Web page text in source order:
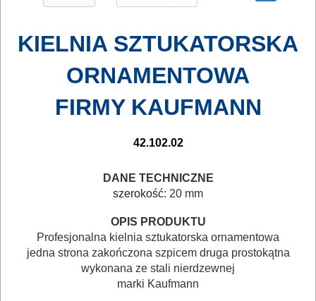
AKCESORIA
MASZYNKI
BRUKARSKIE
OBRÓBKA
KIELNIA SZTUKATORSKA
ORNAMENTOWA
FIRMY KAUFMANN
42.102.02
DANE TECHNICZNE
szerokość: 20 mm
OPIS PRODUKTU
Profesjonalna kielnia sztukatorska ornamentowa
jedna strona zakończona szpicem druga prostokątna
wykonana ze stali nierdzewnej
marki Kaufmann